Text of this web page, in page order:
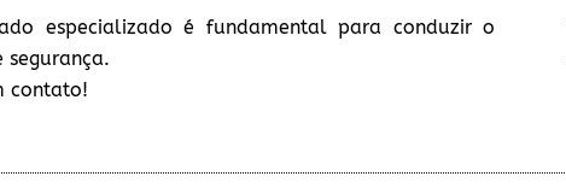
especializado é fundamental para conduzir o
contato!